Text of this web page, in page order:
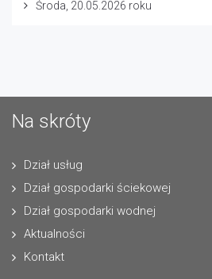
Środa, 20.05.2026 roku
Na skróty
Dział usług
Dział gospodarki ściekowej
Dział gospodarki wodnej
Aktualności
Kontakt